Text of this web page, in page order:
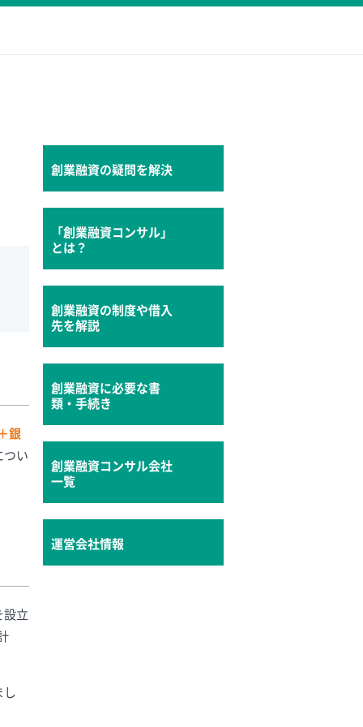
銀
つい
設立
し
創業融資の疑問を解決
「創業融資コンサル」
とは？
創業融資の制度や借入
先を解説
創業融資に必要な書
類・手続き
創業融資コンサル会社
一覧
運営会社情報